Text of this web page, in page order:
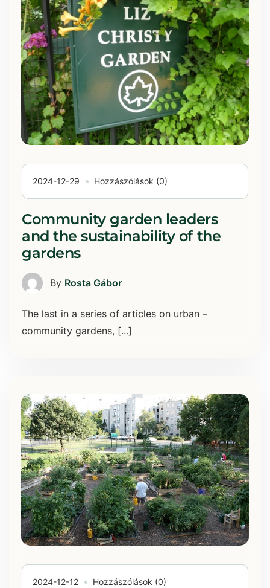
2024-12-29 Hozzászólások (0)
Community garden leaders
and the sustainability of the
gardens
By Rosta Gábor
The last in a series of articles on urban –
community gardens, [...]
2024-12-12 Hozzászólások (0)